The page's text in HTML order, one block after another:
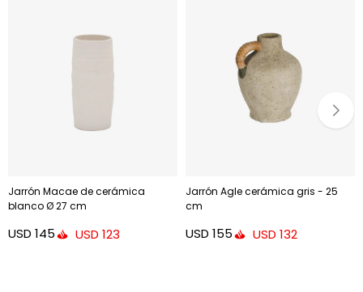
Jarrón Macae de cerámica
blanco Ø 27 cm
USD 145 USD 123
Jarrón Agle cerámica gris - 25
cm
USD 155 USD 132